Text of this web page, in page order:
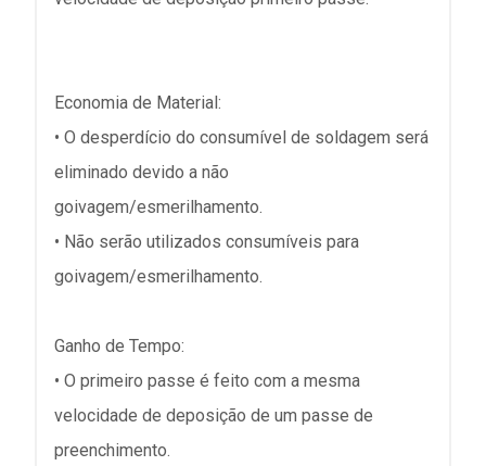
Economia de Material:
• O desperdício do consumível de soldagem será
eliminado devido a não
goivagem/esmerilhamento.
• Não serão utilizados consumíveis para
goivagem/esmerilhamento.
Ganho de Tempo:
• O primeiro passe é feito com a mesma
velocidade de deposição de um passe de
preenchimento.